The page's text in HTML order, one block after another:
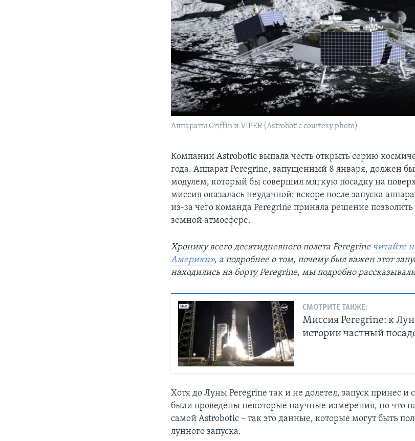
Аппараты Griffin и VIPER (Astrobotic courtesy photo)
Компании Astrobotic выпала честь открыть серию
года. Аппарат Peregrine, запущенный 8 января, должен
модулем, который бы совершил мягкую посадку на
миссия оказалась неудачной: вскоре после запуска
из-за чего команда Peregrine приняла решение позволить
земной атмосфере.
Хронику всего десятидневного полета Peregrine читайте
Америки», а подробнее о том, почему был важен этот
находились на борту Peregrine, мы подробно
СМОТРИТЕ ТАКЖЕ:
Миссия Peregrine: к
истории частный
Хотя до Луны Peregrine так и не долетел, запуск принес и
были проведены некоторые научные измерения, но что
самой Astrobotic – так это данные, которые могут быть
лунного запуска.